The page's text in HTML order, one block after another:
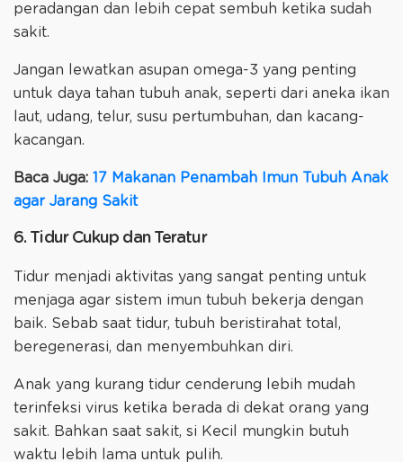
peradangan dan lebih cepat sembuh ketika sudah
sakit.
Jangan lewatkan asupan omega-3 yang penting
untuk daya tahan tubuh anak, seperti dari aneka ikan
laut, udang, telur, susu pertumbuhan, dan kacang-
kacangan.
Baca Juga: 17 Makanan Penambah Imun Tubuh Anak
agar Jarang Sakit
6. Tidur Cukup dan Teratur
Tidur menjadi aktivitas yang sangat penting untuk
menjaga agar sistem imun tubuh bekerja dengan
baik. Sebab saat tidur, tubuh beristirahat total,
beregenerasi, dan menyembuhkan diri.
Anak yang kurang tidur cenderung lebih mudah
terinfeksi virus ketika berada di dekat orang yang
sakit. Bahkan saat sakit, si Kecil mungkin butuh
waktu lebih lama untuk pulih.